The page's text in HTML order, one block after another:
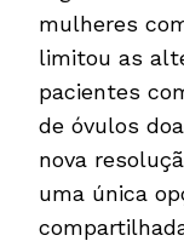
mulheres
limitou as
pacientes
de óvulos
nova
uma única